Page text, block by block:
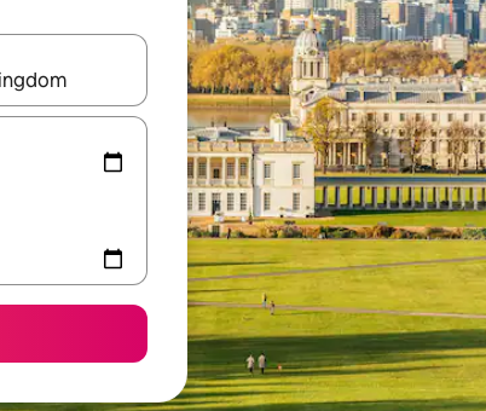
se krećete kroz njih pomoću strelica nagore i nadolje, kao i